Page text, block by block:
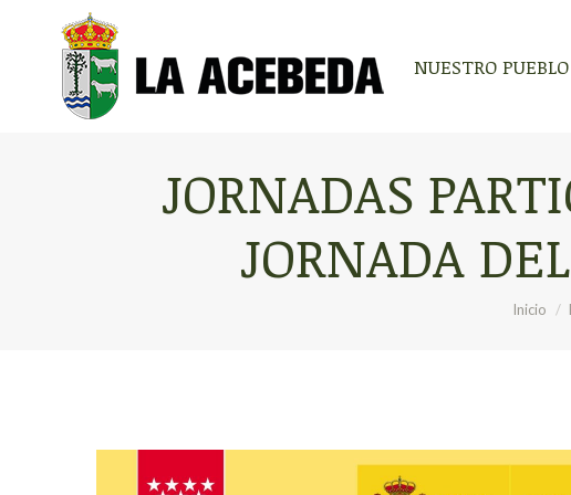
NUESTRO PUEBLO
JORNADAS
JORNADA
Estás
Inicio